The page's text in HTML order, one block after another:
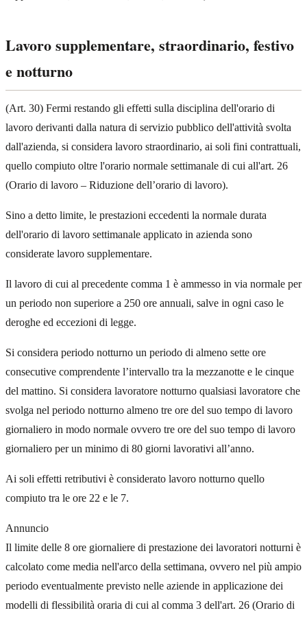
Lavoro supplementare, straordinario, festivo
e notturno
(Art. 30) Fermi restando gli effetti sulla disciplina dell'orario di
lavoro derivanti dalla natura di servizio pubblico dell'attività svolta
dall'azienda, si considera lavoro straordinario, ai soli fini contrattuali,
quello compiuto oltre l'orario normale settimanale di cui all'art. 26
(Orario di lavoro – Riduzione dell’orario di lavoro).
Sino a detto limite, le prestazioni eccedenti la normale durata
dell'orario di lavoro settimanale applicato in azienda sono
considerate lavoro supplementare.
Il lavoro di cui al precedente comma 1 è ammesso in via normale per
un periodo non superiore a 250 ore annuali, salve in ogni caso le
deroghe ed eccezioni di legge.
Si considera periodo notturno un periodo di almeno sette ore
consecutive comprendente l’intervallo tra la mezzanotte e le cinque
del mattino. Si considera lavoratore notturno qualsiasi lavoratore che
svolga nel periodo notturno almeno tre ore del suo tempo di lavoro
giornaliero in modo normale ovvero tre ore del suo tempo di lavoro
giornaliero per un minimo di 80 giorni lavorativi all’anno.
Ai soli effetti retributivi è considerato lavoro notturno quello
compiuto tra le ore 22 e le 7.
Annuncio
Il limite delle 8 ore giornaliere di prestazione dei lavoratori notturni è
calcolato come media nell'arco della settimana, ovvero nel più ampio
periodo eventualmente previsto nelle aziende in applicazione dei
modelli di flessibilità oraria di cui al comma 3 dell'art. 26 (Orario di